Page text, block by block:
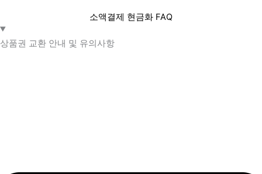
소액결제 현금화 FAQ​
상품권 교환 안내 및 유의사항